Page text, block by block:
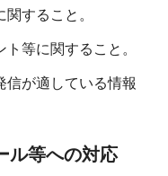
すること。
等に関すること。
信が適している情報
ル等への対応